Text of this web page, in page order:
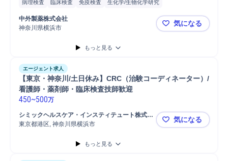
病理検査 臨床検査 免疫検査
生化学/生物化学研究
バイオエンジニアリング研究開発
中外製薬株式会社
神奈川県横浜市
中外製薬株
気になる
もっと見る
エージェント求人
【東京・神奈川/土日休み】CRC（治験コーディネーター）/
看護師・薬剤師・臨床検査技師歓迎
450~500万
シミックヘルスケア・インスティテュート株式会
社
東京都港区, 神奈川県横浜市 【東京・神
気になる
もっと見る